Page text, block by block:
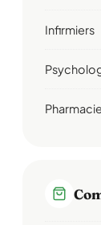
Infirmiers